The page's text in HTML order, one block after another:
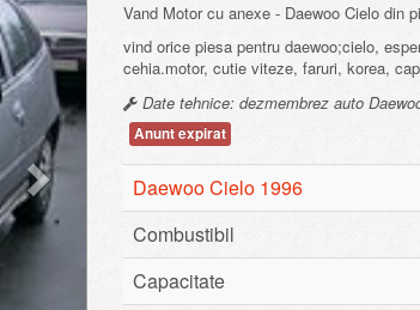
Vand Motor cu anexe - Daewoo Cielo din
vind orice piesa pentru daewoo;cielo,
cehia.motor, cutie viteze, faruri, korea,
Date tehnice: dezmembrez auto
Anunt expirat
Daewoo Cielo 1996
Combustibil
Capacitate